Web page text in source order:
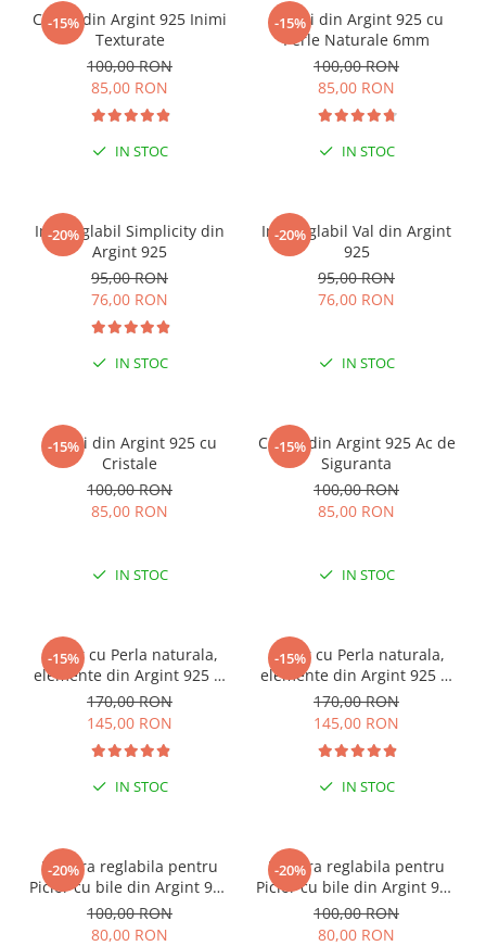
-15%
Cercei din Argint 925 Inimi
Texturate
100,00 RON
85,00 RON
IN STOC
-15%
Cercei din Argint 925 cu
Perle Naturale 6mm
100,00 RON
85,00 RON
IN STOC
-20%
Inel reglabil Simplicity din
Argint 925
95,00 RON
76,00 RON
IN STOC
-20%
Inel reglabil Val din Argint
925
95,00 RON
76,00 RON
IN STOC
-15%
Cercei din Argint 925 cu
Cristale
100,00 RON
85,00 RON
IN STOC
-15%
Cercei din Argint 925 Ac de
Siguranta
100,00 RON
85,00 RON
IN STOC
-15%
Colier cu Perla naturala,
elemente din Argint 925 si
margele Miyuki, multicolor
170,00 RON
145,00 RON
IN STOC
-15%
Colier cu Perla naturala,
elemente din Argint 925 si
margele Miyuki, verde/kiwi
170,00 RON
145,00 RON
IN STOC
-20%
Bratara reglabila pentru
Picior cu bile din Argint 925
si margele Miyuki rosii
100,00 RON
80,00 RON
-20%
Bratara reglabila pentru
Picior cu bile din Argint 925
si margele Miyuki verzi
100,00 RON
80,00 RON